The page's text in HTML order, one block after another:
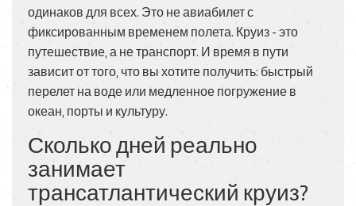
одинаков для всех. Это не авиабилет с
фиксированным временем полета. Круиз - это
путешествие, а не транспорт. И время в пути
зависит от того, что вы хотите получить: быстрый
перелет на воде или медленное погружение в
океан, порты и культуру.
Сколько дней реально
занимает
трансатлантический круиз?